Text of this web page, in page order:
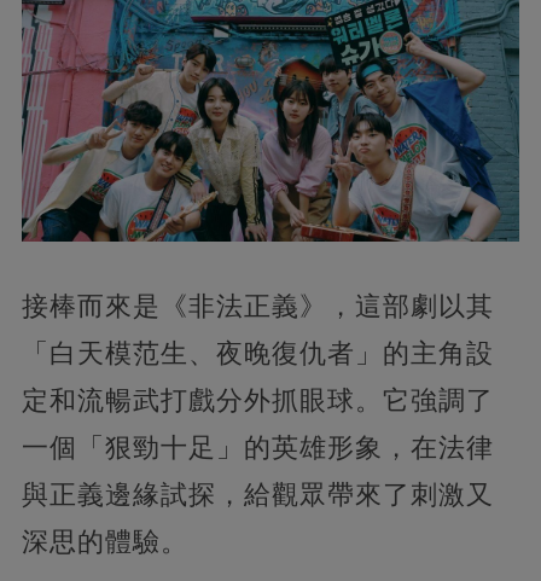
接棒而來是《非法正義》，這部劇以其
「白天模范生、夜晚復仇者」的主角設
定和流暢武打戲分外抓眼球。它強調了
一個「狠勁十足」的英雄形象，在法律
與正義邊緣試探，給觀眾帶來了刺激又
深思的體驗。